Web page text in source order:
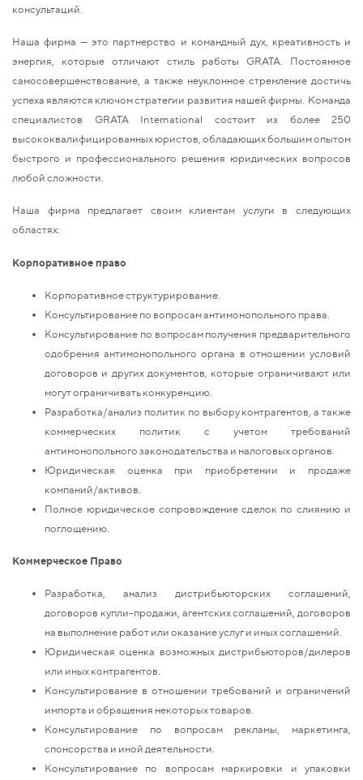
консультаций.
Наша фирма — это партнерство и командный дух, креативность и
энергия, которые отличают стиль работы GRATA. Постоянное
самосовершенствование, а также неуклонное стремление достичь
успеха являются ключом стратегии развития нашей фирмы. Команда
специалистов GRATA International состоит из более 250
высококвалифицированных юристов, обладающих большим опытом
быстрого и профессионального решения юридических вопросов
любой сложности.
Наша фирма предлагает своим клиентам услуги в следующих
областях:
Корпоративное право
Корпоративное структурирование.
Консультирование по вопросам антимонопольного права.
Консультирование по вопросам получения предварительного
одобрения антимонопольного органа в отношении условий
договоров и других документов, которые ограничивают или
могут ограничивать конкуренцию.
Разработка/анализ политик по выбору контрагентов, а также
коммерческих политик с учетом требований
антимонопольного законодательства и налоговых органов.
Юридическая оценка при приобретении и продаже
компаний/активов.
Полное юридическое сопровождение сделок по слиянию и
поглощению.
Коммерческое Право
Разработка, анализ дистрибьюторских соглашений,
договоров купли-продажи, агентских соглашений, договоров
на выполнение работ или оказание услуг и иных соглашений.
Юридическая оценка возможных дистрибьюторов/дилеров
или иных контрагентов.
Консультирование в отношении требований и ограничений
импорта и обращения некоторых товаров.
Консультирование по вопросам рекламы, маркетинга,
спонсорства и иной деятельности.
Консультирование по вопросам маркировки и упаковки